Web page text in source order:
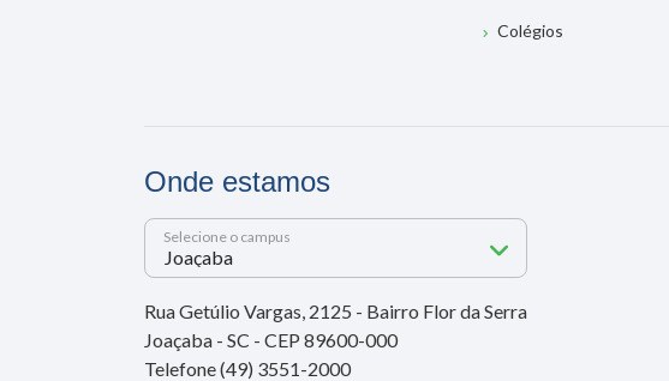
Colégios
Onde estamos
Selecione o campus
Rua Getúlio Vargas, 2125 - Bairro Flor da Serra
Joaçaba - SC - CEP 89600-000
Telefone (49) 3551-2000